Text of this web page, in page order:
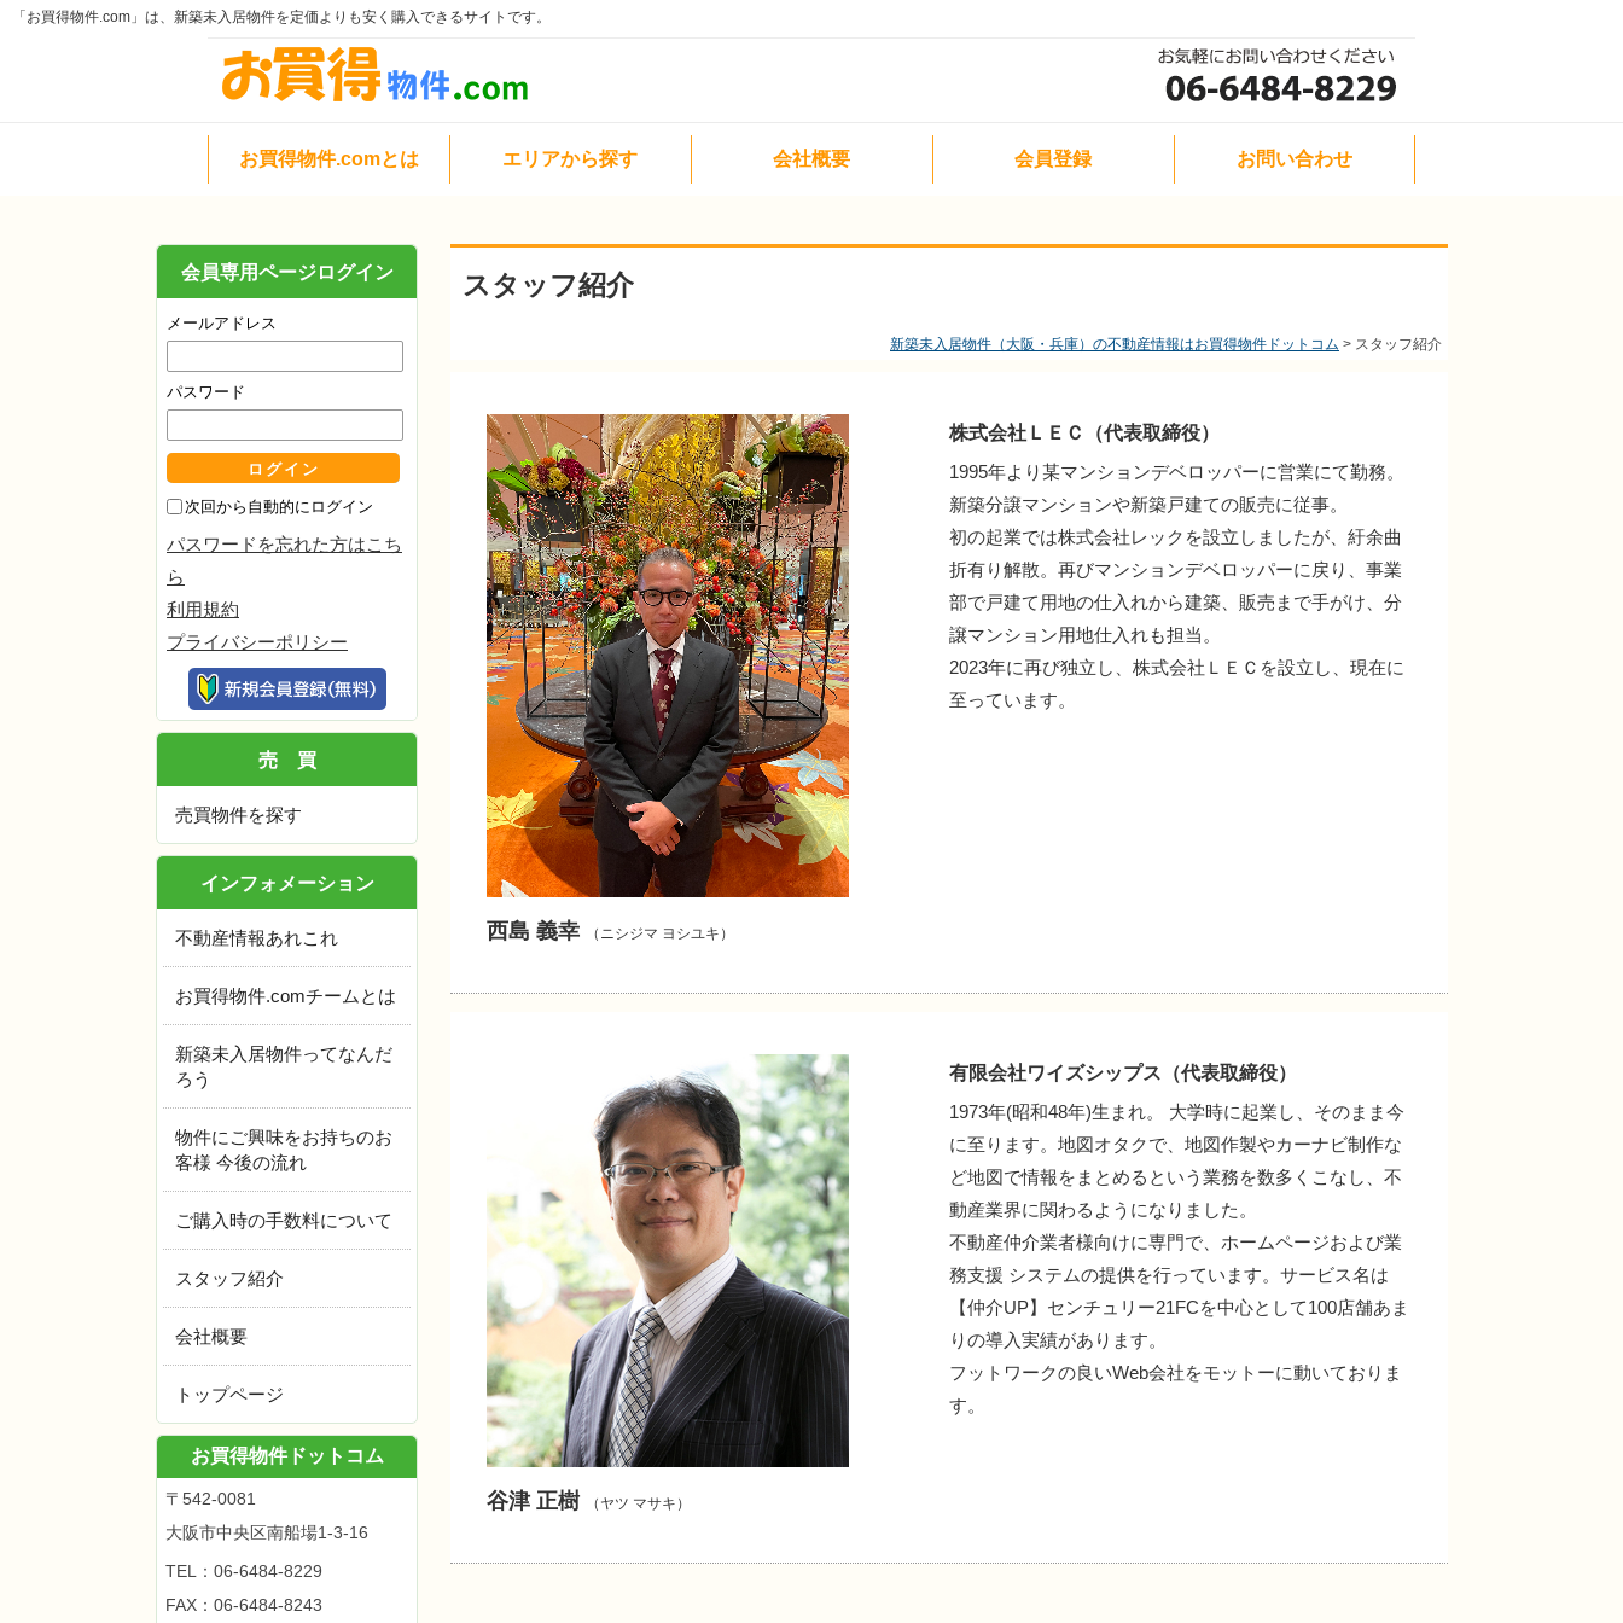
「お買得物件.com」は、新築未入居物件を定価よりも安く購入できるサイトです。
お買得物件.comとは エリアから探す 会社概要 会員登録 お問い合わせ
スタッフ紹介
新築未入居物件（大阪・兵庫）の不動産情報はお買得物件ドットコム スタッフ紹介
西島 義幸 （ニシジマ ヨシユキ）
株式会社ＬＥＣ（代表取締役）
1995年より某マンションデベロッパーに営業にて勤務。
新築分譲マンションや新築戸建ての販売に従事。
初の起業では株式会社レックを設立しましたが、紆余曲
折有り解散。再びマンションデベロッパーに戻り、事業
部で戸建て用地の仕入れから建築、販売まで手がけ、分
譲マンション用地仕入れも担当。
2023年に再び独立し、株式会社ＬＥＣを設立し、現在に
至っています。
谷津 正樹 （ヤツ マサキ）
有限会社ワイズシップス（代表取締役）
1973年(昭和48年)生まれ。 大学時に起業し、そのまま今
に至ります。地図オタクで、地図作製やカーナビ制作な
ど地図で情報をまとめるという業務を数多くこなし、不
動産業界に関わるようになりました。
不動産仲介業者様向けに専門で、ホームページおよび業
務支援 システムの提供を行っています。サービス名は
【仲介UP】センチュリー21FCを中心として100店舗あま
りの導入実績があります。
フットワークの良いWeb会社をモットーに動いておりま
す。
会員専用ページログイン
メールアドレス
パスワード
次回から自動的にログイン
パスワードを忘れた方はこち
ら
利用規約
プライバシーポリシー
売買
売買物件を探す
インフォメーション
不動産情報あれこれ
お買得物件.comチームとは
新築未入居物件ってなんだ
ろう
物件にご興味をお持ちのお
客様 今後の流れ
ご購入時の手数料について
スタッフ紹介
会社概要
トップページ
お買得物件ドットコム
〒542-0081
大阪市中央区南船場1-3-16
TEL： 06-6484-8229
FAX：06-6484-8243